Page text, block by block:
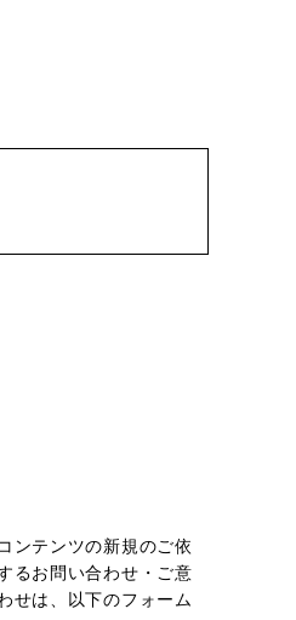
ンテンツの新規のご依
るお問い合わせ・ご意
せは、以下のフォーム